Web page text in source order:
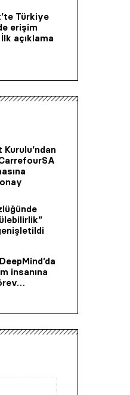
Türkiye
erişim
açıklama
Kurulu’ndan
CarrefourSA
insanına